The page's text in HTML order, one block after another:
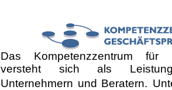
Das Kompetenzzentrum für
versteht sich als
Unternehmern und Beratern.